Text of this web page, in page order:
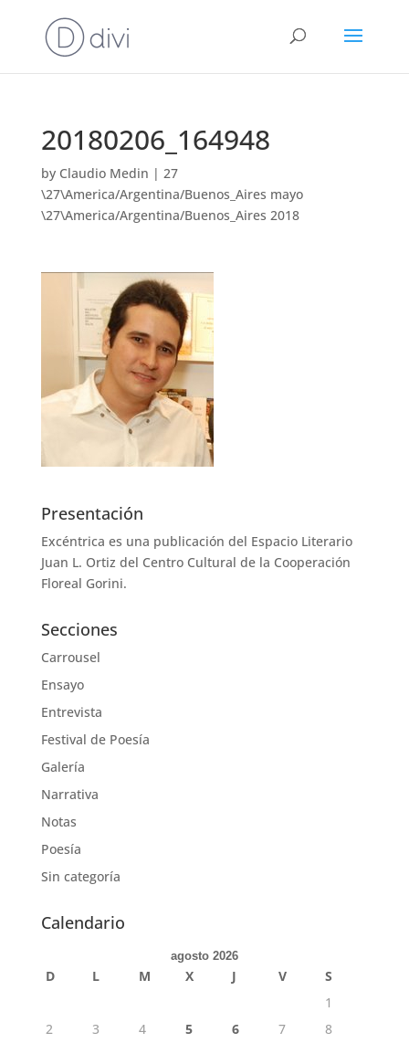
20180206_164948
by Claudio Medin | 27
\27\America/Argentina/Buenos_Aires mayo
\27\America/Argentina/Buenos_Aires 2018
Presentación
Excéntrica es una publicación del Espacio Literario
Juan L. Ortiz del Centro Cultural de la Cooperación
Floreal Gorini.
Secciones
Carrousel
Ensayo
Entrevista
Festival de Poesía
Galería
Narrativa
Notas
Poesía
Sin categoría
Calendario
agosto 2026
D L M X J V
S
1
2
3 4 5 6 7
8